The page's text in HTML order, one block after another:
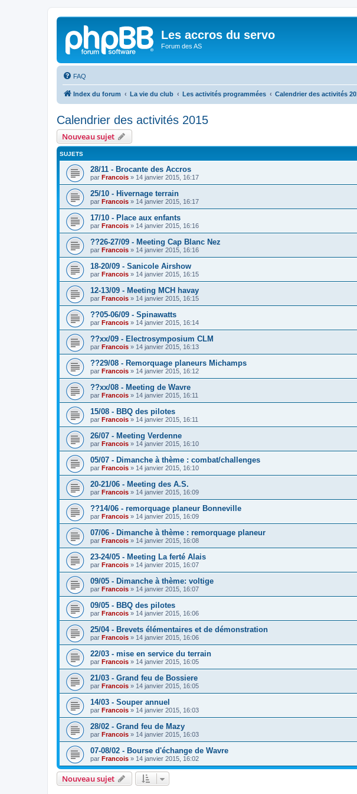
Les accros du servo
Forum des AS
FAQ
Index du forum La vie du club Les activités programmées Calendrier des activités
Calendrier des activités 2015
Nouveau sujet
SUJETS
28/11 - Brocante des Accros
par Francois » 14 janvier 2015, 16:17
25/10 - Hivernage terrain
par Francois » 14 janvier 2015, 16:17
17/10 - Place aux enfants
par Francois » 14 janvier 2015, 16:16
??26-27/09 - Meeting Cap Blanc Nez
par Francois » 14 janvier 2015, 16:16
18-20/09 - Sanicole Airshow
par Francois » 14 janvier 2015, 16:15
12-13/09 - Meeting MCH havay
par Francois » 14 janvier 2015, 16:15
??05-06/09 - Spinawatts
par Francois » 14 janvier 2015, 16:14
??xx/09 - Electrosymposium CLM
par Francois » 14 janvier 2015, 16:13
??29/08 - Remorquage planeurs Michamps
par Francois » 14 janvier 2015, 16:12
??xx/08 - Meeting de Wavre
par Francois » 14 janvier 2015, 16:11
15/08 - BBQ des pilotes
par Francois » 14 janvier 2015, 16:11
26/07 - Meeting Verdenne
par Francois » 14 janvier 2015, 16:10
05/07 - Dimanche à thème : combat/challenges
par Francois » 14 janvier 2015, 16:10
20-21/06 - Meeting des A.S.
par Francois » 14 janvier 2015, 16:09
??14/06 - remorquage planeur Bonneville
par Francois » 14 janvier 2015, 16:09
07/06 - Dimanche à thème : remorquage planeur
par Francois » 14 janvier 2015, 16:08
23-24/05 - Meeting La ferté Alais
par Francois » 14 janvier 2015, 16:07
09/05 - Dimanche à thème: voltige
par Francois » 14 janvier 2015, 16:07
09/05 - BBQ des pilotes
par Francois » 14 janvier 2015, 16:06
25/04 - Brevets élémentaires et de démonstration
par Francois » 14 janvier 2015, 16:06
22/03 - mise en service du terrain
par Francois » 14 janvier 2015, 16:05
21/03 - Grand feu de Bossiere
par Francois » 14 janvier 2015, 16:05
14/03 - Souper annuel
par Francois » 14 janvier 2015, 16:03
28/02 - Grand feu de Mazy
par Francois » 14 janvier 2015, 16:03
07-08/02 - Bourse d'échange de Wavre
par Francois » 14 janvier 2015, 16:02
Nouveau sujet